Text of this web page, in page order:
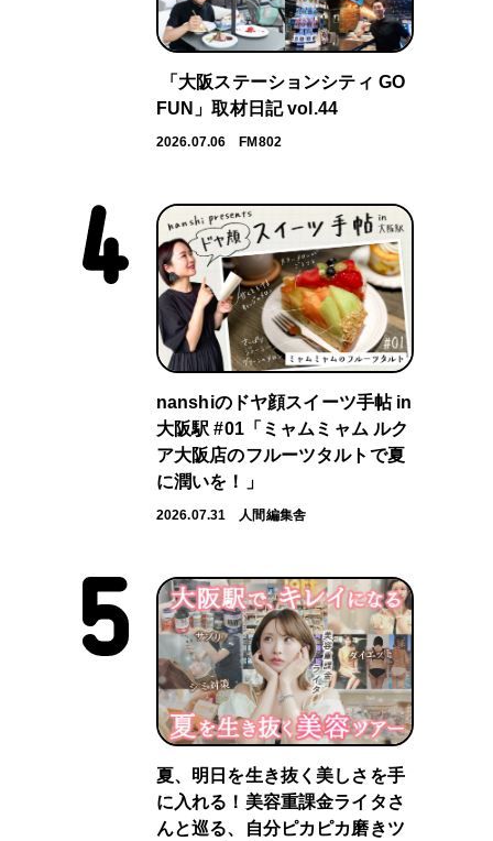
「大阪ステーションシティ GO
FUN」取材日記 vol.44
2026.07.06 FM802
nanshiのドヤ顔スイーツ手帖 in
大阪駅 #01「ミャムミャム ルク
ア大阪店のフルーツタルトで夏
に潤いを！」
2026.07.31 人間編集舎
夏、明日を生き抜く美しさを手
に入れる！美容重課金ライタさ
んと巡る、自分ピカピカ磨きツ